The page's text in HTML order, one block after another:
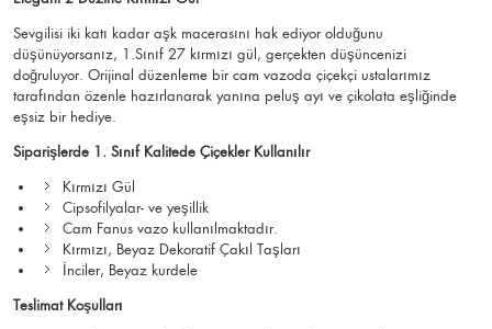
Sevgilisi iki katı kadar aşk macerasını hak ediyor olduğunu
düşünüyorsanız, 1.Sınıf 27 kırmızı gül, gerçekten düşüncenizi
doğruluyor. Orijinal düzenleme bir cam vazoda çiçekçi ustalarımız
tarafından özenle hazırlanarak yanına peluş ayı ve çikolata eşliğinde
eşsiz bir hediye.
Siparişlerde 1. Sınıf Kalitede Çiçekler Kullanılır
Kırmızı Gül
Cipsofilyalar- ve yeşillik
Cam Fanus vazo kullanılmaktadır.
Kırmızı, Beyaz Dekoratif Çakıl Taşları
İnciler, Beyaz kurdele
Teslimat Koşulları